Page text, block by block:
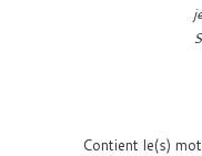
Contient le(s)